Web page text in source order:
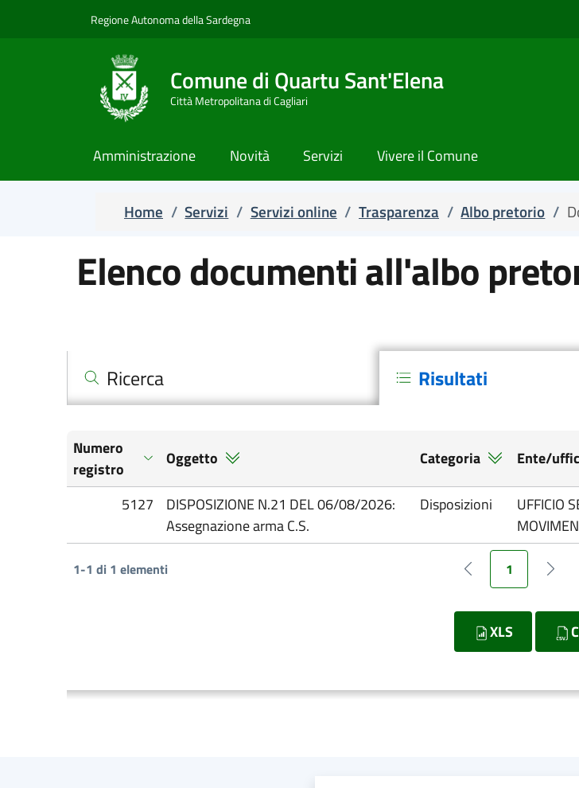
Salta e vai al contenuto
Salta e vai al footer
Regione Autonoma della Sardegna
Comune di Quartu Sant'Elena
Città Metropolitana di Cagliari
Amministrazione Novità Servizi Vivere il Comune
Home / Servizi / Servizi online / Trasparenza / Albo pretorio /
Elenco documenti all'albo
Ricerca Risultati
Numero
registro
Oggetto Categoria Ente/
5127
DISPOSIZIONE N.21 DEL 06/08/2026:
Assegnazione arma C.S.
Disposizioni
UFFICIO
1-1 di 1 elementi
Pagina precedente
1
XLS